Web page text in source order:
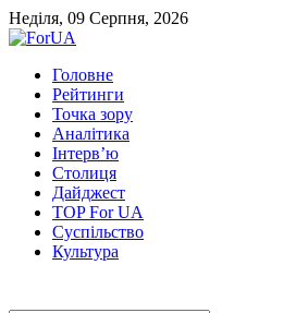
Неділя, 09 Серпня, 2026
Головне
Рейтинги
Точка зору
Аналітика
Інтерв’ю
Столиця
Дайджест
TOP For UA
Суспiльство
Культура